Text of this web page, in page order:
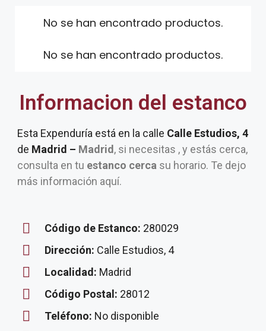
No se han encontrado productos.
No se han encontrado productos.
Informacion del estanco
Esta Expenduría está en la calle Calle Estudios, 4
de Madrid – Madrid , si necesitas , y estás cerca,
consulta en tu estanco cerca su horario. Te dejo
más información aquí.
Código de Estanco: 280029
Dirección: Calle Estudios, 4
Localidad: Madrid
Código Postal: 28012
Teléfono: No disponible